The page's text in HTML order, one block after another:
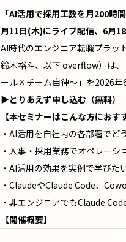
「AI活用で採用工数を月200
月11日(木)にライブ配信、6月
AI時代のエンジニア転職プラッ
鈴木裕斗、以下 overflow）は
ール×チーム自律〜」を2026年
▶とりあえず申し込む（無料）
【本セミナーはこんな方におす
・AI活用を自社内の各部署で
・人事・採用業務でオペレー
・AI活用の効果を実例で学びた
・ClaudeやClaude Code、
・非エンジニアでもClaude
【開催概要】